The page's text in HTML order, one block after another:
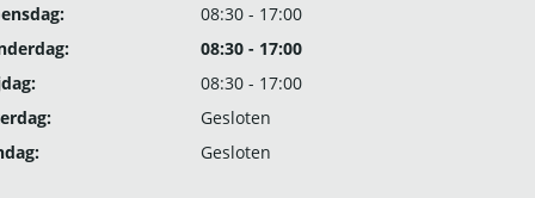
08:30 - 17:00
08:30 - 17:00
08:30 - 17:00
Gesloten
Gesloten